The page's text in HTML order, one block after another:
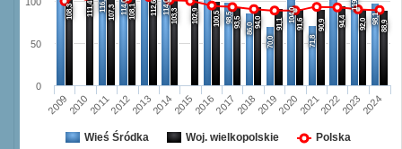
116,5
114,0 114,0
98,5
86,0
70,0
104,0
71,8
98,1
108,3 111,4 107,3 108,1 112,6 103,3 102,9 100,5 93,5 94,0 91,1 91,6 90,9 94,4 92,0 88,9
2009201020112012201320142015201620172018201920202021202220232024
0
50
Wieś Śródka Woj. wielkopolskie Polska